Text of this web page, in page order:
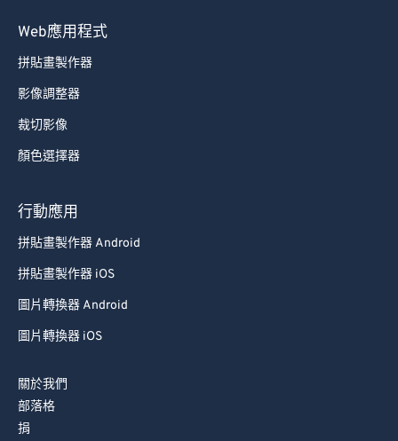
Web應用程式
拼貼畫製作器
影像調整器
裁切影像
顏色選擇器
行動應用
拼貼畫製作器 Android
拼貼畫製作器 iOS
圖片轉換器 Android
圖片轉換器 iOS
關於我們
部落格
捐